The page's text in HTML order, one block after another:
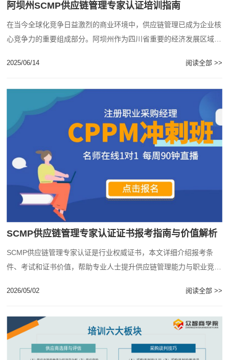
阿坝州SCMP供应链管理专家认证培训指南
在当今全球化竞争日益激烈的商业环境中，供应链管理已成为企业核
心竞争力的重要组成部分。阿坝州作为四川省重要的经济发展区域，
2025/06/14 阅读全部 >>
SCMP供应链管理专家认证证书报考指南与价值解析
SCMP供应链管理专家认证是行业权威证书，本文详细介绍报考条
件、考试和证书价值，帮助专业人士提升供应链管理能力与职业竞争
2026/05/02 阅读全部 >>